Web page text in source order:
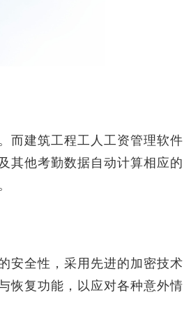
建筑工程工人工资管理软件
其他考勤数据自动计算相应的
全性，采用先进的加密技术
恢复功能，以应对各种意外情